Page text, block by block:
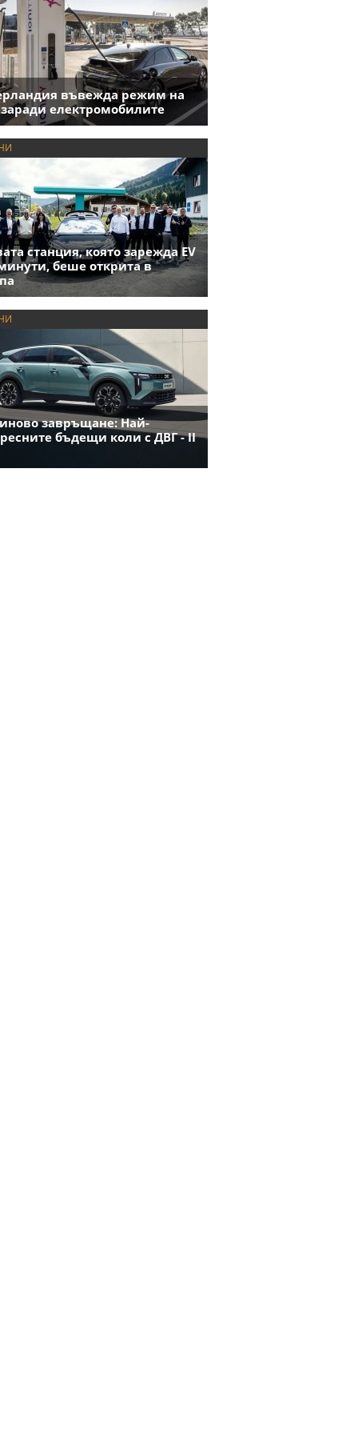
въвежда режим на
заради електромобилите
станция, която зарежда EV
беше открита в
завръщане: Най-
бъдещи коли с ДВГ - II